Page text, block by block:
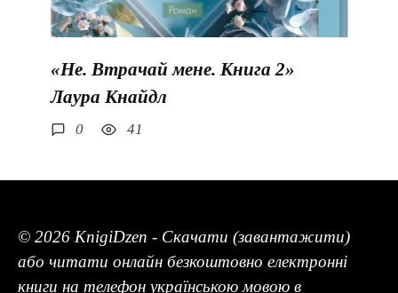
«Не. Втрачай мене. Книга 2»
Лаура Кнайдл
0 41
© 2026 KnigiDzen - Скачати (завантажити)
або читати онлайн безкоштовно електронні
книги на телефон українською мовою в